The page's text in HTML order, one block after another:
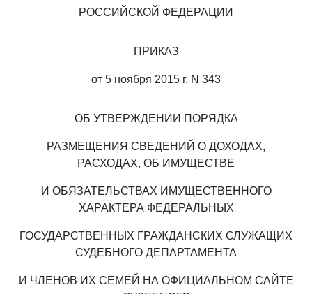
РОССИЙСКОЙ ФЕДЕРАЦИИ
ПРИКАЗ
от 5 ноября 2015 г. N 343
ОБ УТВЕРЖДЕНИИ ПОРЯДКА
РАЗМЕЩЕНИЯ СВЕДЕНИЙ О ДОХОДАХ,
РАСХОДАХ, ОБ ИМУЩЕСТВЕ
И ОБЯЗАТЕЛЬСТВАХ ИМУЩЕСТВЕННОГО
ХАРАКТЕРА ФЕДЕРАЛЬНЫХ
ГОСУДАРСТВЕННЫХ ГРАЖДАНСКИХ СЛУЖАЩИХ
СУДЕБНОГО ДЕПАРТАМЕНТА
И ЧЛЕНОВ ИХ СЕМЕЙ НА ОФИЦИАЛЬНОМ САЙТЕ